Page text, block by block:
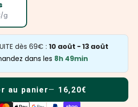
g
dès 69€ : 10 août - 13 août
dans les 8h 49min
au panier 16,20€